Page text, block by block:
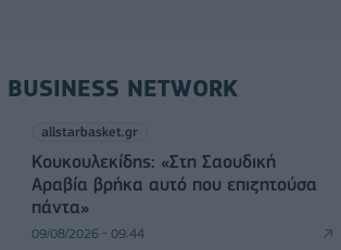
BUSINESS NETWORK
allstarbasket.gr
Κουκουλεκίδης: «Στη Σαουδική
Αραβία βρήκα αυτό που επιζητούσα
πάντα»
09/08/2026 - 09:44